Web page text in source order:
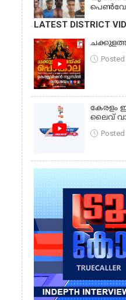
വരെ
LATEST DISTRICT
Posted
കേരളം
ലൈവ്
Posted